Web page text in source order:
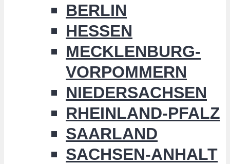
BERLIN
HESSEN
MECKLENBURG-
VORPOMMERN
NIEDERSACHSEN
RHEINLAND-PFALZ
SAARLAND
SACHSEN-ANHALT